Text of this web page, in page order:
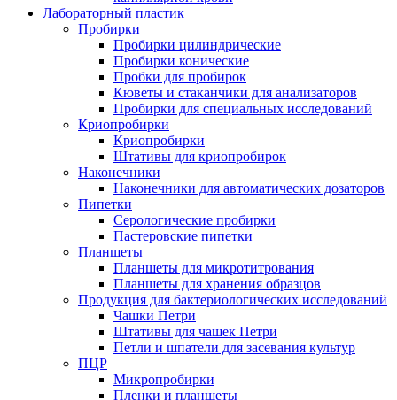
Лабораторный пластик
Пробирки
Пробирки цилиндрические
Пробирки конические
Пробки для пробирок
Кюветы и стаканчики для анализаторов
Пробирки для специальных исследований
Криопробирки
Криопробирки
Штативы для криопробирок
Наконечники
Наконечники для автоматических дозаторов
Пипетки
Серологические пробирки
Пастеровские пипетки
Планшеты
Планшеты для микротитрования
Планшеты для хранения образцов
Продукция для бактериологических исследований
Чашки Петри
Штативы для чашек Петри
Петли и шпатели для засевания культур
ПЦР
Микропробирки
Пленки и планшеты